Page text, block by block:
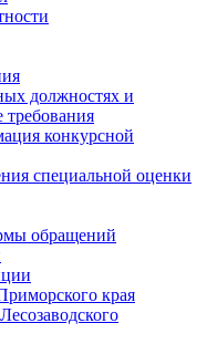
должностях и
конкурсной
специальной оценки
обращений
края